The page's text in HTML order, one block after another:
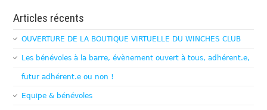
Articles récents
OUVERTURE DE LA BOUTIQUE VIRTUELLE DU WINCHES CLUB
Les bénévoles à la barre, évènement ouvert à tous, adhérent.e,
futur adhérent.e ou non !
Equipe & bénévoles